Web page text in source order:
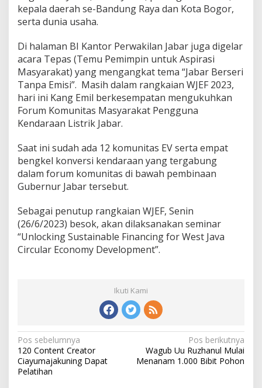
kepala daerah se-Bandung Raya dan Kota Bogor,
serta dunia usaha.
Di halaman BI Kantor Perwakilan Jabar juga digelar
acara Tepas (Temu Pemimpin untuk Aspirasi
Masyarakat) yang mengangkat tema “Jabar Berseri
Tanpa Emisi”. Masih dalam rangkaian WJEF 2023,
hari ini Kang Emil berkesempatan mengukuhkan
Forum Komunitas Masyarakat Pengguna
Kendaraan Listrik Jabar.
Saat ini sudah ada 12 komunitas EV serta empat
bengkel konversi kendaraan yang tergabung
dalam forum komunitas di bawah pembinaan
Gubernur Jabar tersebut.
Sebagai penutup rangkaian WJEF, Senin
(26/6/2023) besok, akan dilaksanakan seminar
“Unlocking Sustainable Financing for West Java
Circular Economy Development”.
Ikuti Kami
N
a
v
Pos sebelumnya
120 Content Creator
Ciayumajakuning Dapat
Pelatihan
Pos berikutnya
Wagub Uu Ruzhanul Mulai
Menanam 1.000 Bibit Pohon